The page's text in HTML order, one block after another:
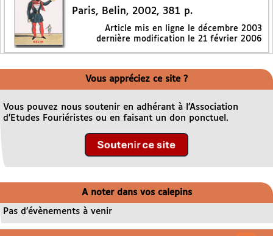
Paris, Belin, 2002, 381 p.
Article mis en ligne le décembre 2003
dernière modification le 21 février 2006
Vous appréciez ce site ?
Vous pouvez nous soutenir en adhérant à l’Association
d’Etudes Fouriéristes ou en faisant un don ponctuel.
A noter dans vos calepins
Pas d’évènements à venir